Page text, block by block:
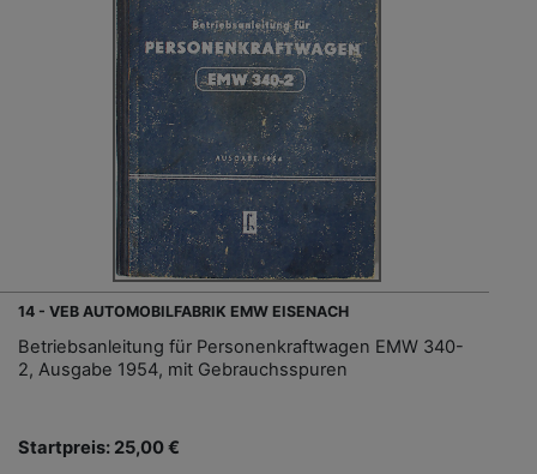
14 - VEB AUTOMOBILFABRIK EMW EISENACH
Betriebsanleitung für Personenkraftwagen EMW 340-
2, Ausgabe 1954, mit Gebrauchsspuren
Startpreis: 25,00 €